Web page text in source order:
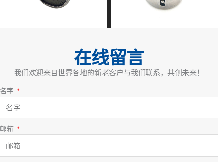
在线留言
我们欢迎来自世界各地的新老客户与我们联系，共创未来！
名字
邮箱